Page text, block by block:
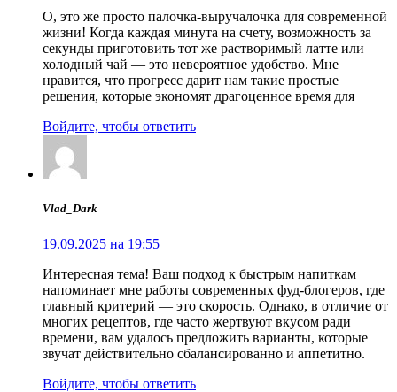
О, это же просто палочка-выручалочка для современной
жизни! Когда каждая минута на счету, возможность за
секунды приготовить тот же растворимый латте или
холодный чай — это невероятное удобство. Мне
нравится, что прогресс дарит нам такие простые
решения, которые экономят драгоценное время для
Войдите, чтобы ответить
Vlad_Dark
19.09.2025 на 19:55
Интересная тема! Ваш подход к быстрым напиткам
напоминает мне работы современных фуд-блогеров, где
главный критерий — это скорость. Однако, в отличие от
многих рецептов, где часто жертвуют вкусом ради
времени, вам удалось предложить варианты, которые
звучат действительно сбалансированно и аппетитно.
Войдите, чтобы ответить